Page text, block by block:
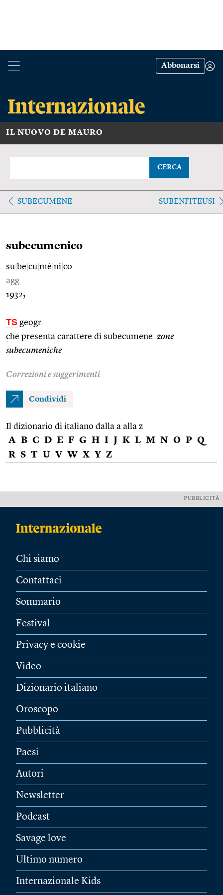
Abbonarsi
IL NUOVO DE MAURO
CERCA
SUBECUMENE SUBENFITEUSI
subecumenico
su be cu mè ni co
agg.
1932;
TS geogr.
che presenta carattere di subecumene: zone
subecumeniche
Correzioni e suggerimenti
Condividi
Il dizionario di italiano dalla a alla z
A B C D E F G H I J K L M N O P Q
R S T U V W X Y Z
PUBBLICITÀ
Chi siamo
Contattaci
Sommario
Festival
Privacy e cookie
Video
Dizionario italiano
Oroscopo
Pubblicità
Paesi
Autori
Newsletter
Podcast
Savage love
Ultimo numero
Internazionale Kids